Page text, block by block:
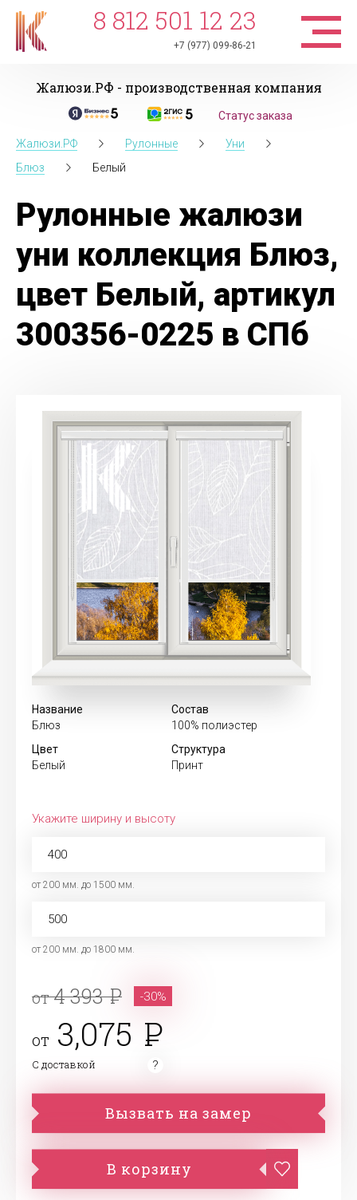
8 812 501 12 23
+7 (977) 099-86-21
Жалюзи.РФ - производственная компания
Статус заказа
Жалюзи.РФ Рулонные
Уни
Блюз
Белый
Рулонные жалюзи
уни коллекция Блюз,
цвет Белый, артикул
300356-0225 в СПб
Название
Блюз
Состав
100% полиэстер
Цвет
Белый
Структура
Принт
Укажите ширину и высоту
от 200 мм. до 1500 мм.
от 200 мм. до 1800 мм.
от4 393 -30%
от 3,075
С доставкой
Вызвать на замер
В корзину